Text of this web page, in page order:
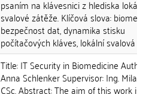
psaním na klávesnici z hlediska lokální
svalové zátěže. Klíčová slova:
bezpečnost dat, dynamika stisku
počítačových kláves, lokální svalová
Title: IT Security in Biomedicine
Anna Schlenker Supervisor: Ing. Milan
CSc. Abstract: The aim of this work is